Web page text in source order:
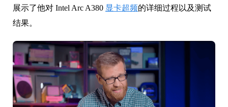
展示了他对 Intel Arc A380 显卡超频的详细过程以及测试
结果。